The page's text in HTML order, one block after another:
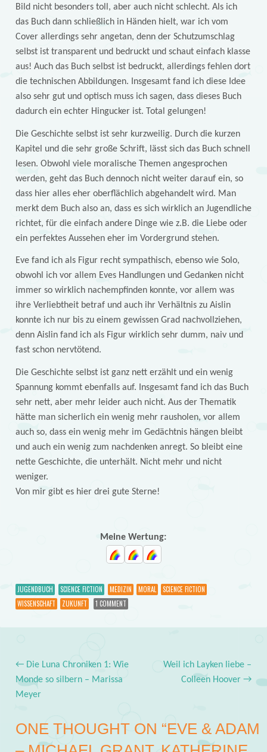
Bild nicht besonders toll, aber auch nicht schlecht. Als ich
das Buch dann schließlich in Händen hielt, war ich vom
Cover allerdings sehr angetan, denn der Schutzumschlag
selbst ist transparent und bedruckt und schaut einfach klasse
aus! Auch das Buch selbst ist bedruckt, allerdings fehlen dort
die technischen Abbildungen. Insgesamt fand ich diese Idee
also sehr gut und optisch muss ich sagen, dass dieses Buch
dadurch ein echter Hingucker ist. Total gelungen!
Die Geschichte selbst ist sehr kurzweilig. Durch die kurzen
Kapitel und die sehr große Schrift, lässt sich das Buch schnell
lesen. Obwohl viele moralische Themen angesprochen
werden, geht das Buch dennoch nicht weiter darauf ein, so
dass hier alles eher oberflächlich abgehandelt wird. Man
merkt dem Buch also an, dass es sich wirklich an Jugendliche
richtet, für die einfach andere Dinge wie z.B. die Liebe oder
ein perfektes Aussehen eher im Vordergrund stehen.
Eve fand ich als Figur recht sympathisch, ebenso wie Solo,
obwohl ich vor allem Eves Handlungen und Gedanken nicht
immer so wirklich nachempfinden konnte, vor allem was
ihre Verliebtheit betraf und auch ihr Verhältnis zu Aislin
konnte ich nur bis zu einem gewissen Grad nachvollziehen,
denn Aislin fand ich als Figur wirklich sehr dumm, naiv und
fast schon nervtötend.
Die Geschichte selbst ist ganz nett erzählt und ein wenig
Spannung kommt ebenfalls auf. Insgesamt fand ich das Buch
sehr nett, aber mehr leider auch nicht. Aus der Thematik
hätte man sicherlich ein wenig mehr rausholen, vor allem
auch so, dass ein wenig mehr im Gedächtnis hängen bleibt
und auch ein wenig zum nachdenken anregt. So bleibt eine
nette Geschichte, die unterhält. Nicht mehr und nicht
weniger.
Von mir gibt es hier drei gute Sterne!
Meine Wertung:
JUGENDBUCH SCIENCE FICTION MEDIZIN MORAL
SCIENCE FICTION
WISSENSCHAFT
ZUKUNFT 1 COMMENT
Post navigation
←Die Luna Chroniken 1: Wie
Monde so silbern – Marissa
Meyer
Weil ich Layken liebe –
Colleen Hoover→
ONE THOUGHT ON “EVE & ADAM